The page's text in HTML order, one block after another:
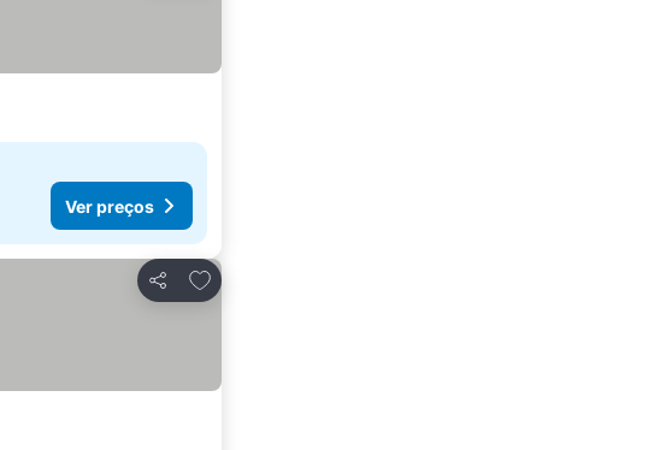
Ver preços
Partilhar
Adicionar aos favoritos